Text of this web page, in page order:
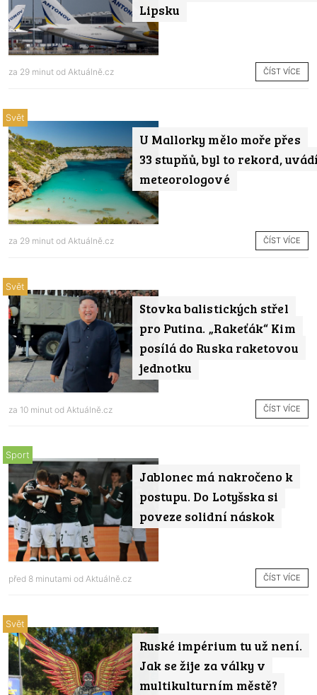
Lipsku
za 29 minut od Aktuálně.cz ČÍST VÍCE
U Mallorky mělo moře přes
33 stupňů, byl to rekord,
meteorologové
Svět
za 29 minut od Aktuálně.cz ČÍST VÍCE
Stovka balistických střel
pro Putina. „Rakeťák“ Kim
posílá do Ruska raketovou
jednotku
Svět
za 10 minut od Aktuálně.cz ČÍST VÍCE
Jablonec má nakročeno k
postupu. Do Lotyšska si
poveze solidní náskok
Sport
před 8 minutami od Aktuálně.cz ČÍST VÍCE
Ruské impérium tu už není.
Jak se žije za války v
multikulturním městě?
Svět